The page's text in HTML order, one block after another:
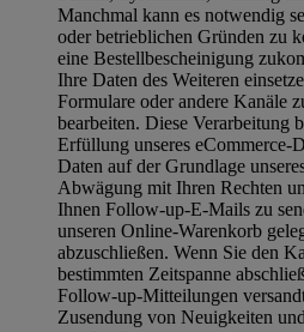
Manchmal kann es notwendig
oder betrieblichen Gründen zu
eine Bestellbescheinigung
Ihre Daten des Weiteren
Formulare oder andere Kanäle
bearbeiten. Diese Verarbeitung
Erfüllung unseres eCommerce-
Daten auf der Grundlage
Abwägung mit Ihren Rechten
Ihnen Follow-up-E-Mails zu
unseren Online-Warenkorb
abzuschließen. Wenn Sie den
bestimmten Zeitspanne
Follow-up-Mitteilungen
Zusendung von Neuigkeiten